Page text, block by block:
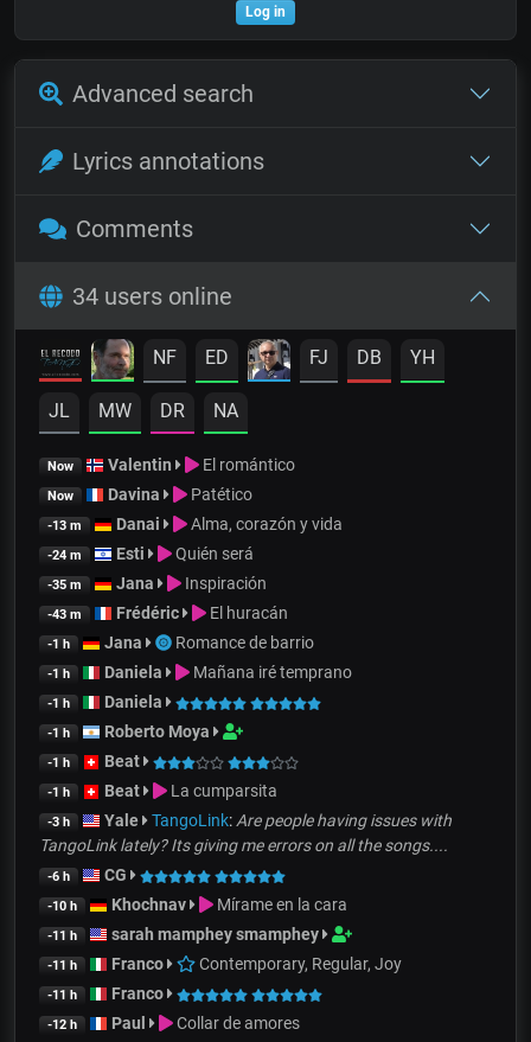
Log in
Advanced search
Lyrics annotations
Comments
34 users online
NF ED FJ DB YH
JL MW DR NA
Now Valentin El romántico
Now Davina Patético
-13 m Danai Alma, corazón y vida
-24 m Esti Quién será
-35 m Jana Inspiración
-43 m Frédéric El huracán
-1 h Jana Romance de barrio
-1 h Daniela Mañana iré temprano
-1 h Daniela
-1 h Roberto Moya
-1 h Beat
-1 h Beat La cumparsita
-3 h Yale TangoLink: Are people having issues with
TangoLink lately? Its giving me errors on all the songs....
-6 h CG
-10 h Khochnav Mírame en la cara
-11 h sarah mamphey smamphey
-11 h Franco Contemporary, Regular, Joy
-11 h Franco
-12 h Paul Collar de amores